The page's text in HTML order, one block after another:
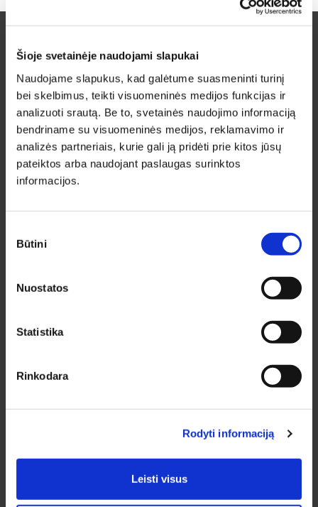
Šioje svetainėje naudojami slapukai
Naudojame slapukus, kad galėtume suasmeninti turinį
bei skelbimus, teikti visuomeninės medijos funkcijas ir
analizuoti srautą. Be to, svetainės naudojimo informaciją
bendriname su visuomeninės medijos, reklamavimo ir
analizės partneriais, kurie gali ją pridėti prie kitos jūsų
pateiktos arba naudojant paslaugas surinktos
informacijos.
pasirinkimas
Būtini
Nuostatos
Statistika
Rinkodara
Rodyti informaciją
Leisti visus
naujienas bei pasiūlymus pirmieji!
Noriu gauti naujienlaiškį
Prenumeruodamas naujienlaiškį sutinku su
KONTAKTAI KAUNE
+370 622 23043
El. paštas:
kaunas@medziobites.lt